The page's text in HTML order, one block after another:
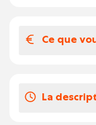
Ce que
Accent Jobs
La